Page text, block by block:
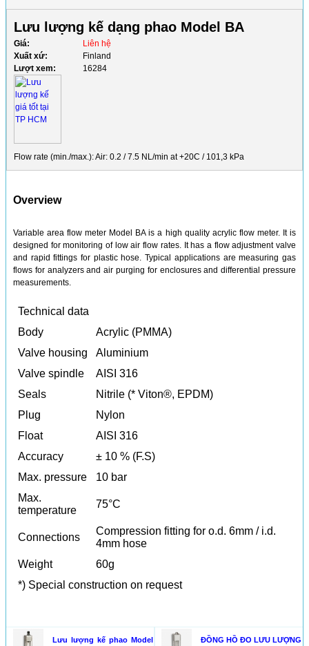
Lưu lượng kế dạng phao Model BA
Giá:
Liên hệ
Xuất xứ:
Finland
Lượt xem:
16284
Flow rate (min./max.): Air: 0.2 / 7.5 NL/min at +20C / 101,3 kPa
Overview
Variable area flow meter Model BA is a high quality acrylic flow meter. It is
designed for monitoring of low air flow rates. It has a flow adjustment valve
and rapid fittings for plastic hose. Typical applications are measuring gas
flows for analyzers and air purging for enclosures and differential pressure
measurements.
Technical data
Body
Acrylic (PMMA)
Valve housing
Aluminium
Valve spindle
AISI 316
Seals
Nitrile (* Viton®, EPDM)
Plug
Nylon
Float
AISI 316
Accuracy
± 10 % (F.S)
Max. pressure
10 bar
Max.
temperature
75°C
Connections
Compression fitting for o.d. 6mm / i.d.
4mm hose
Weight
60g
*) Special construction on request
Lưu lượng kế phao Model
ĐỒNG HỒ ĐO LƯU LƯỢNG